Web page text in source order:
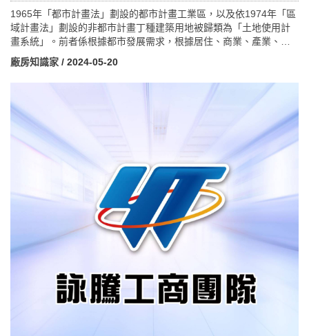
1965年「都市計畫法」劃設的都市計畫工業區，以及依1974年「區
域計畫法」劃設的非都市計畫丁種建築用地被歸類為「土地使用計
畫系統」。前者係根據都市發展需求，根據居住、商業、產業、農
業及必要性公共設施等綜合考量下，將一定範圍規劃為整體的都市
生活發展地區。相反的，後者係依現況劃設，缺乏整體規劃概念。
都市計畫工業區與產業園區開發系統最大的不同，在於其土地使用
計畫先行於產業發展，由於缺乏經濟計畫之指導容易出現產業發展
不彰的情形。
廠房知識家 / 2024-05-20